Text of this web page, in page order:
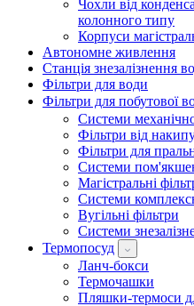
Чохли від
колонного типу
Корпуси
Автономне живлення
Станція знезалізнення
Фільтри для води
Фільтри для побутової
Системи
Фільтри від
Фільтри для
Системи
Магістральні
Системи
Вугільні фільтри
Системи
Термопосуд
Ланч-бокси
Термочашки
Пляшки-термоси